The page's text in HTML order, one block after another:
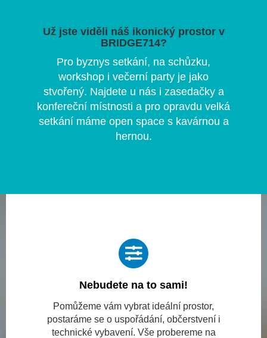
Už jste viděli náš ikonický prostor v
BRIDGE714?
Pro byznys setkání, na schůzku,
workshop i večerní party je jako
stvořený. Najdete u nás i zasedačky a
konfereční místnosti a pro opravdu velká
setkání máme open space s kavárnou a
hernou.
Nebudete na to sami!
Pomůžeme vám vybrat ideální prostor,
postaráme se o uspořádání, občerstvení i
technické vybavení. Vše probereme na